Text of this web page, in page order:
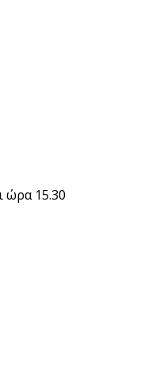
ώρα 15.30